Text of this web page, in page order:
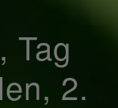
Tag
2.